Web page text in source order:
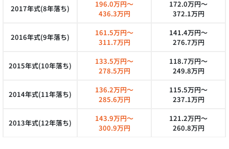
2017年式(8年落ち)
196.0万円～
436.3万円
172.0万円～
372.1万円
2016年式(9年落ち)
161.5万円～
311.7万円
141.4万円～
276.7万円
2015年式(10年落ち)
133.5万円～
278.5万円
118.7万円～
249.8万円
2014年式(11年落ち)
136.2万円～
285.6万円
115.5万円～
237.1万円
2013年式(12年落ち)
143.9万円～
300.9万円
121.2万円～
260.8万円